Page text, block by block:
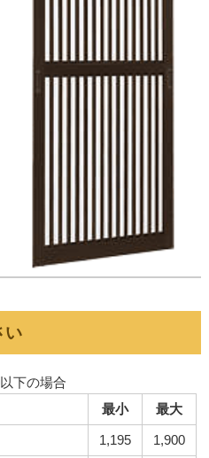
い
下の場合
最小 最大
1,195 1,900